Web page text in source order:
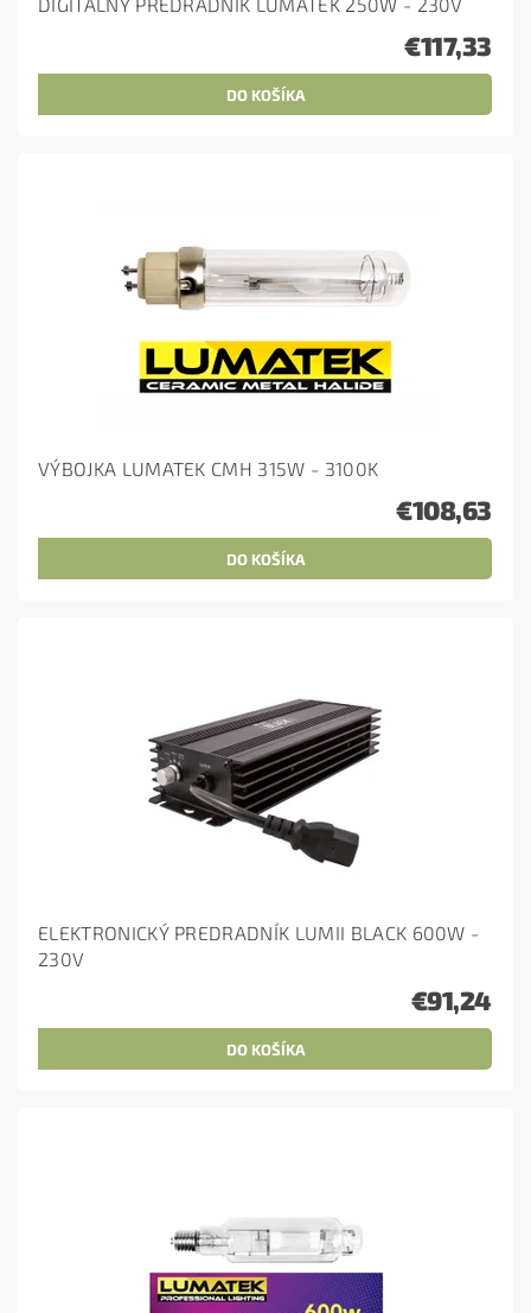
€117,33
VÝBOJKA LUMATEK CMH 315W - 3100K
€108,63
ELEKTRONICKÝ PREDRADNÍK LUMII BLACK 600W -
230V
€91,24